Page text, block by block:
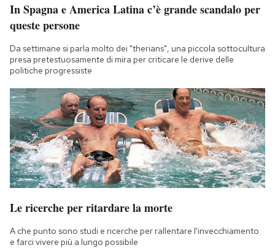
In Spagna e America Latina c’è grande scandalo per
queste persone
Da settimane si parla molto dei "therians", una piccola sottocultura
presa pretestuosamente di mira per criticare le derive delle
politiche progressiste
Le ricerche per ritardare la morte
A che punto sono studi e ricerche per rallentare l'invecchiamento
e farci vivere più a lungo possibile